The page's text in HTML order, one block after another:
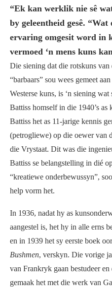
“Ek kan werklik nie sê
by geleentheid gesê.
ervaring omgesit word in
vermoed ‘n mens kuns
Die siening dat die rotskuns
“barbaars” sou wees gemeet
Westerse kuns, is ‘n siening
Battiss homself in die 1940’s as
Battiss het as 11-jarige kennis
(petrogliewe) op die oewer
die Vrystaat. Dit was die
Battiss se belangstelling in dié
“kreatiewe onderbewussyn”,
help vorm het.
In 1936, nadat hy as
aangestel is, het hy in alle erns
en in 1939 het sy eerste boek
Bushmen, verskyn. Die vorige
van Frankryk gaan bestudeer
gemaak het met die werk van